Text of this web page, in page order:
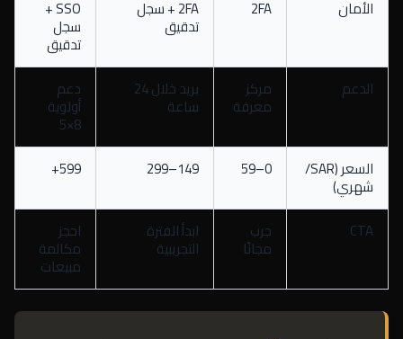
الأمان
2FA 2FA + سجل
تدقيق
SSO +
سجل
تدقيق
الدعم
مركز
معرفة
بريد خلال 24
ساعة
دعم
أولوية
8×5
السعر (SAR/
شهري)
0–59
149–299
599+
CTA جرب
مجانًا
ابدأ الفترة
التجريبية
احجز
مكالمة
مبيعات